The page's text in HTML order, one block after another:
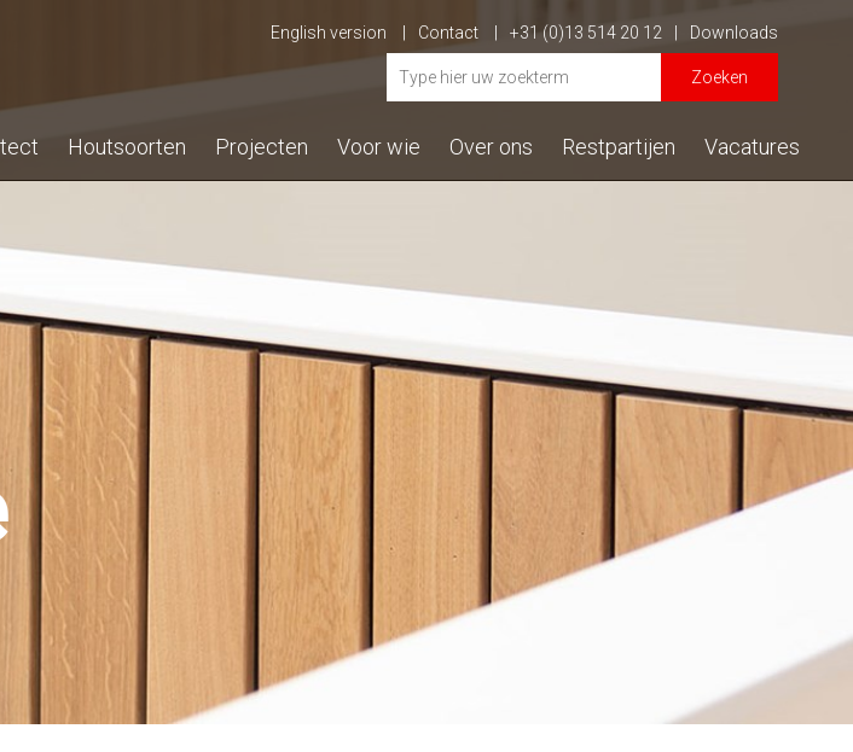
English version Contact +31 (0)13 514 20 12 Downloads
Zoeken
Houtsoorten Projecten Voor wie Over ons Restpartijen Vacatures